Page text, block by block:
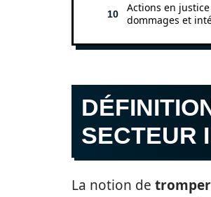
Actions en
dommages et
SECTEUR
La notion de